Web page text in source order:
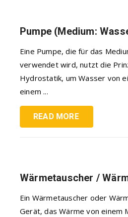
Pumpe (Medium:
Eine Pumpe, die für das
verwendet wird, nutzt die
Hydrostatik, um Wasser von
einem ...
READ MORE
Wärmetauscher /
Ein Wärmetauscher oder
Gerät, das Wärme von einem